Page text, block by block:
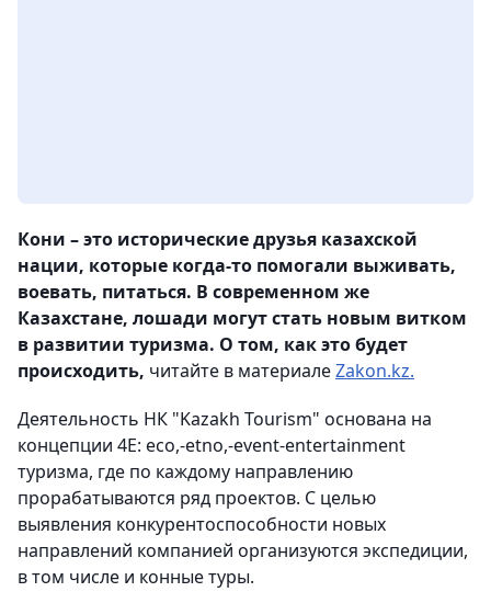
Кони – это исторические друзья казахской
нации, которые когда-то помогали выживать,
воевать, питаться. В современном же
Казахстане, лошади могут стать новым витком
в развитии туризма. О том, как это будет
происходить, читайте в материалеZakon.kz.
Деятельность НК "Kazakh Tourism" основана на
концепции 4Е: eco,-etno,-event-entertainment
туризма, где по каждому направлению
прорабатываются ряд проектов. С целью
выявления конкурентоспособности новых
направлений компанией организуются экспедиции,
в том числе и конные туры.